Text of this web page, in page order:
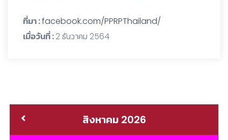
ที่มา :facebook.com/PPRPThailand/
เมื่อวันที่ :2 ธันวาคม 2564
สิงหาคม 2026